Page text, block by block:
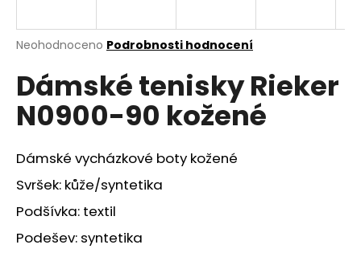
Průměrné
produktu
je
0,0
hvězdiček.
Neohodnoceno Podrobnosti hodnocení
Dámské tenisky Rieker
N0900-90 kožené
Dámské vycházkové boty kožené
Svršek: kůže/syntetika
Podšívka: textil
Podešev: syntetika
j
t
?
HLEDAT